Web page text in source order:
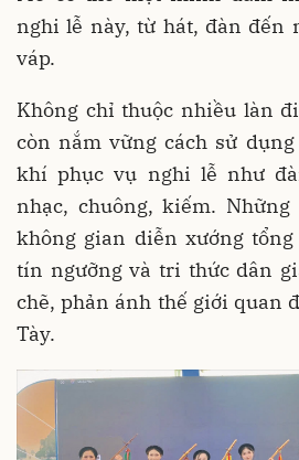
nghi lễ này, từ hát, đàn đến
váp.
Không chỉ thuộc nhiều làn
còn nắm vững cách sử
khí phục vụ nghi lễ như
nhạc, chuông, kiếm.
không gian diễn xướng
tín ngưỡng và tri thức dân
chẽ, phản ánh thế giới quan
Tày.